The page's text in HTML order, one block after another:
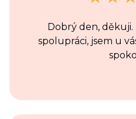
Dobrý den, děkuji.
spolupráci, jsem u